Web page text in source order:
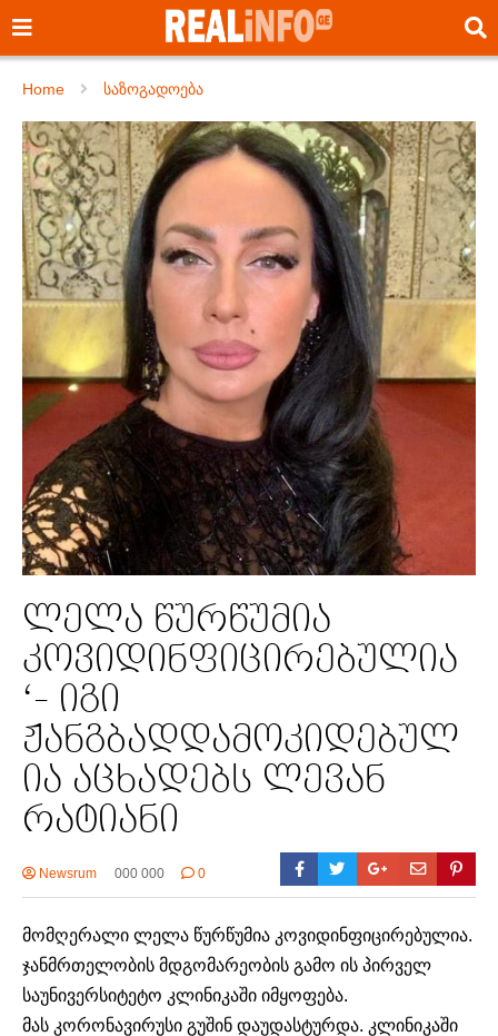
Home საზოგადოება
ლელა წურწუმია
კოვიდინფიცირებულია
‘- იგი
ჟანგბადდამოკიდებულ
ია აცხადებს ლევან
რატიანი
Newsrum 000 000 0
მომღერალი ლელა წურწუმია კოვიდინფიცირებულია.
ჯანმრთელობის მდგომარეობის გამო ის პირველ
საუნივერსიტეტო კლინიკაში იმყოფება.
მას კორონავირუსი გუშინ დაუდასტურდა. კლინიკაში